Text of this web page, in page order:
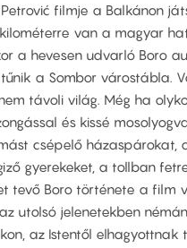
filmje a Balkánon
van a magyar
a hevesen udvarló Boro
a Sombor várostábla.
távoli világ. Még ha
és kissé
csépelő házaspárokat,
gyerekeket, a tollban
tevő Boro története a film
utolsó jelenetekben
az Istentől elhagyottnak